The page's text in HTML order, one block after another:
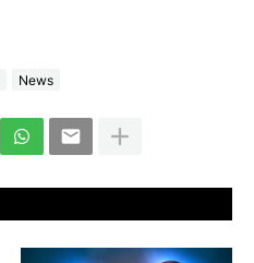
News